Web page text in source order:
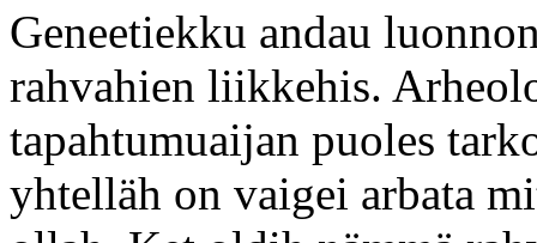
Geneetiekku andau
rahvahien liikkehis.
tapahtumuaijan puoles
yhtelläh on vaigei arbata